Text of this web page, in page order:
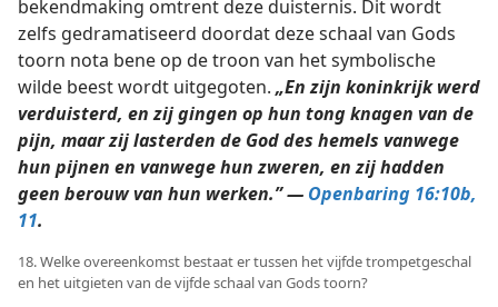
bekendmaking omtrent deze duisternis. Dit wordt
zelfs gedramatiseerd doordat deze schaal van Gods
toorn nota bene op de troon van het symbolische
wilde beest wordt uitgegoten. „En zijn koninkrijk werd
verduisterd, en zij gingen op hun tong knagen van de
pijn, maar zij lasterden de God des hemels vanwege
hun pijnen en vanwege hun zweren, en zij hadden
geen berouw van hun werken.” — Openbaring 16:10b,
11.
18. Welke overeenkomst bestaat er tussen het vijfde trompetgeschal
en het uitgieten van de vijfde schaal van Gods toorn?